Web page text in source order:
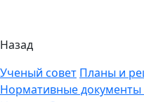
Назад
Ученый совет Планы и
Нормативные документы